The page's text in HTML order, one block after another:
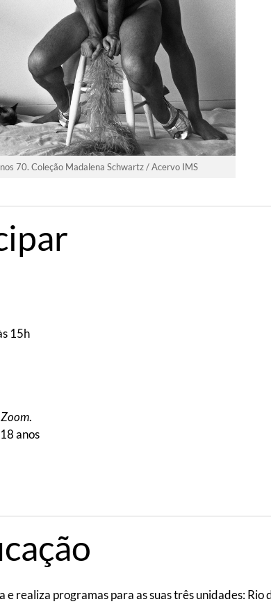
70. Coleção Madalena Schwartz / Acervo IMS
15h
Zoom.
anos
realiza programas para as suas três unidades: